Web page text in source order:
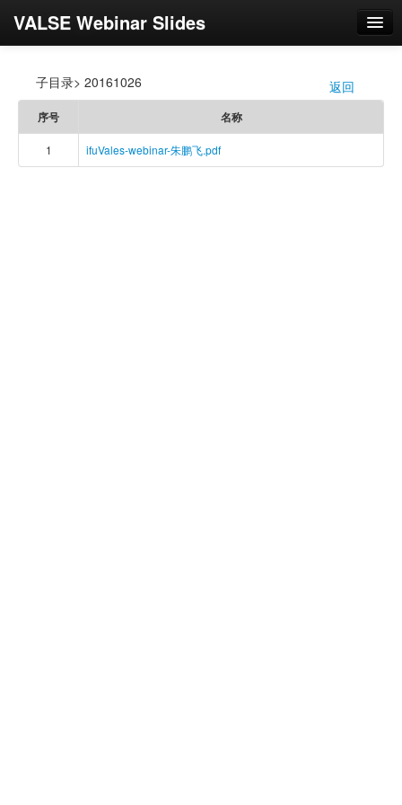
VALSE Webinar Slides
/
子目录> 20161026 返回
序号 名称
1 ifuVales-webinar-朱鹏飞.pdf